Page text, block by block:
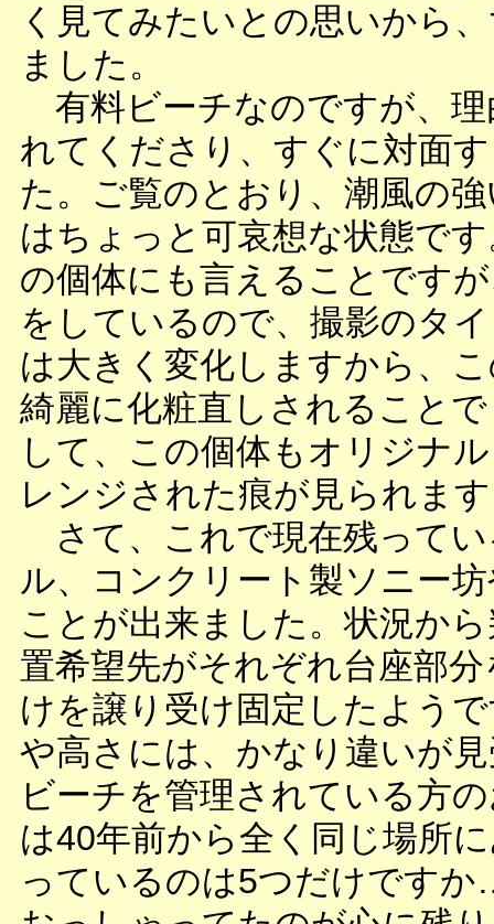
く見てみたいとの思いから
ました。
有料ビーチなのですが、
れてくださり、すぐに対面
た。ご覧のとおり、潮風の
はちょっと可哀想な状態で
の個体にも言えることです
をしているので、撮影のタ
は大きく変化しますから、
綺麗に化粧直しされること
して、この個体もオリジナ
レンジされた痕が見られま
さて、これで現在残って
ル、コンクリート製ソニー
ことが出来ました。状況か
置希望先がそれぞれ台座部
けを譲り受け固定したよう
や高さには、かなり違いが
ビーチを管理されている方
は40年前から全く同じ場所
っているのは5つだけです